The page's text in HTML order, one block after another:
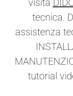
visita
tecnica.
assistenza
tutorial